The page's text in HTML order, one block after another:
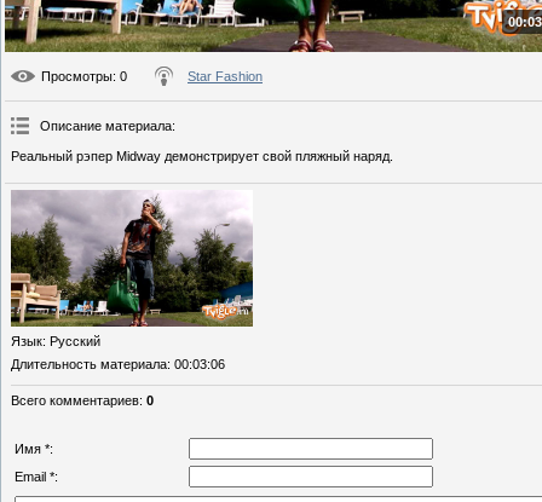
Просмотры: 0 Star Fashion
Описание материала:
Реальный рэпер Midway демонстрирует свой пляжный наряд.
Язык: Русский
Длительность материала: 00:03:06
Всего комментариев: 0
Имя *:
Email *: